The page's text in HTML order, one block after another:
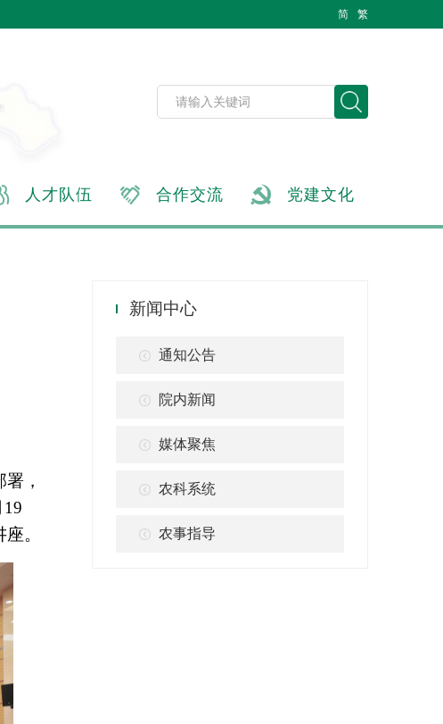
繁
简
人才队伍 合作交流 党建文化
，
。
新闻中心
通知公告
院内新闻
媒体聚焦
农科系统
农事指导